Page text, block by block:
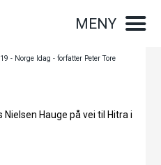
MENY
- Norge Idag - forfatter Peter Tore
Hauge på vei til Hitra i